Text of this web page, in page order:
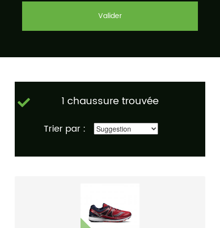
Valider
1 chaussure trouvée
Trier par :